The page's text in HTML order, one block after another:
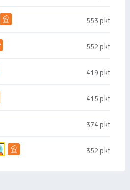
553 pkt
552 pkt
419 pkt
415 pkt
374 pkt
352 pkt